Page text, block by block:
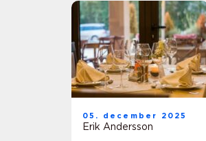
05. december 2025
Erik Andersson